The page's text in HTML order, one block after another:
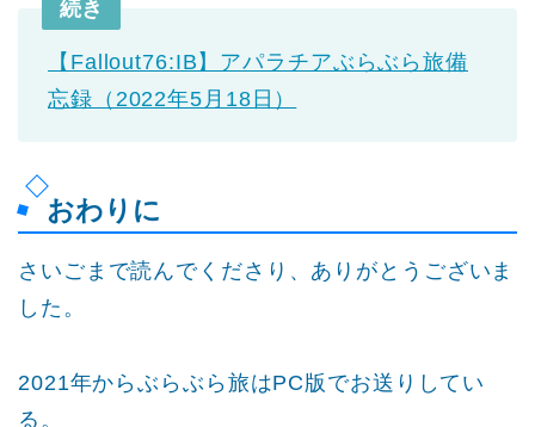
続き
【Fallout76:IB】アパラチアぶらぶら旅備
忘録（2022年5月18日）
おわりに
さいごまで読んでくださり、ありがとうございま
した。
2021年からぶらぶら旅はPC版でお送りしてい
る。